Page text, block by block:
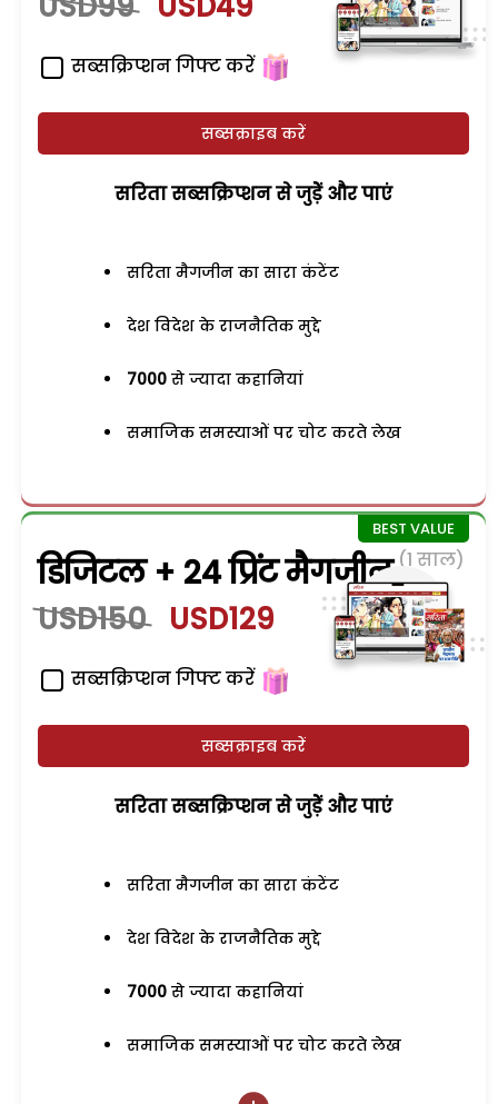
सब्सक्रिप्शन गिफ्ट करें
सब्सक्राइब करें
सरिता सब्सक्रिप्शन से जुड़ेें और पाएं
सरिता मैगजीन का सारा कंटेंट
देश विदेश के राजनैतिक मुद्दे
7000 से ज्यादा कहानियां
समाजिक समस्याओं पर चोट करते लेख
डिजिटल + 24 प्रिंट मैगजीन (1 साल)
USD150 USD129
सब्सक्रिप्शन गिफ्ट करें
सब्सक्राइब करें
सरिता सब्सक्रिप्शन से जुड़ेें और पाएं
सरिता मैगजीन का सारा कंटेंट
देश विदेश के राजनैतिक मुद्दे
7000 से ज्यादा कहानियां
समाजिक समस्याओं पर चोट करते लेख